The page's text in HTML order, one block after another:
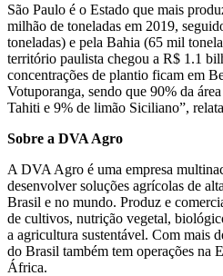
São Paulo é o Estado que mais
milhão de toneladas em 2019,
toneladas) e pela Bahia (65 mil
território paulista chegou a R$ 1.1
concentrações de plantio ficam em
Votuporanga, sendo que 90% da
Tahiti e 9% de limão Siciliano”,
Sobre a DVA Agro
A DVA Agro é uma empresa
desenvolver soluções agrícolas de
Brasil e no mundo. Produz e
de cultivos, nutrição vegetal,
a agricultura sustentável. Com mais
do Brasil também tem operações na
África.